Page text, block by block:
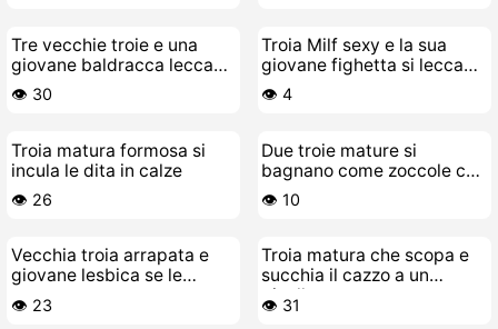
Tre vecchie troie e una
giovane baldracca leccano
e scopano duro sul divano
👁️ 30
Troia Milf sexy e la sua
giovane fighetta si leccano
le fighe zuppe
👁️ 4
Troia matura formosa si
incula le dita in calze
👁️ 26
Due troie mature si
bagnano come zoccole con
una giovane lesbica
ragazza
👁️ 10
Vecchia troia arrapata e
giovane lesbica se le
scopano a cazzo con
strapon
👁️ 23
Troia matura che scopa e
succhia il cazzo a un
pivello
👁️ 31